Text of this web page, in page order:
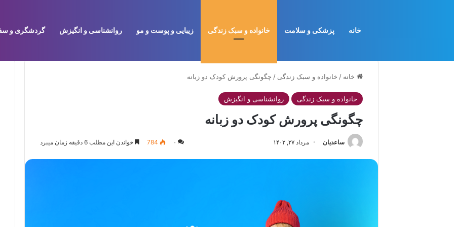
خانه پزشکی و سلامت خانواده و سبک زندگی زیبایی و پوست و مو روانشناسی و انگیزش گردشگری و
خانه / خانواده و سبک زندگی / چگونگی پرورش کودک دو زبانه
خانواده و سبک زندگی روانشناسی و انگیزش
چگونگی پرورش کودک دو زبانه
ساعدیان مرداد ۲۷, ۱۴۰۲ ۰ 784 خواندن این مطلب 6 دقیقه زمان میبرد